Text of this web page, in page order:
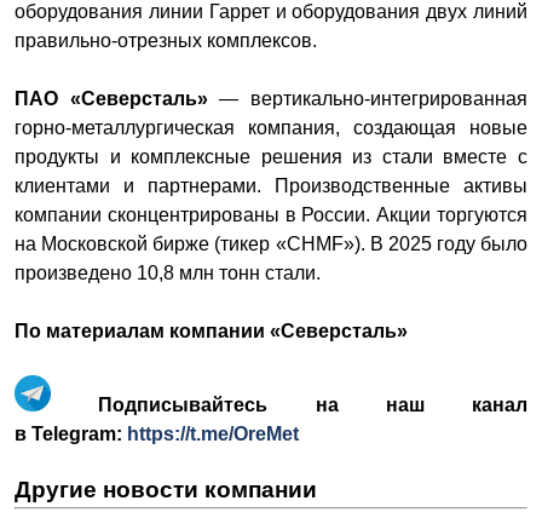
оборудования линии Гаррет и оборудования двух линий
правильно-отрезных комплексов.
ПАО «Северсталь»— вертикально-интегрированная
горно-металлургическая компания, создающая новые
продукты и комплексные решения из стали вместе с
клиентами и партнерами. Производственные активы
компании сконцентрированы в России. Акции торгуются
на Московской бирже (тикер «CHMF»). В 2025 году было
произведено 10,8 млн тонн стали.
По материалам компании «Северсталь»
Подписывайтесь на наш канал
в Telegram: https://t.me/OreMet
Другие новости компании